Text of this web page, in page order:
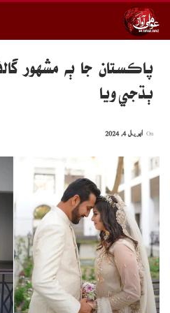
پاڪستان جا ٻه مشهور
ٻڌجي ويا
اپریل 4, 2024